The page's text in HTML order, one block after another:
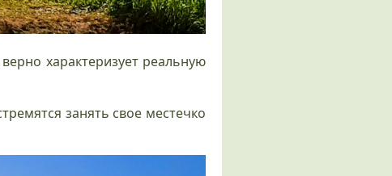
характеризует реальную
занять свое местечко